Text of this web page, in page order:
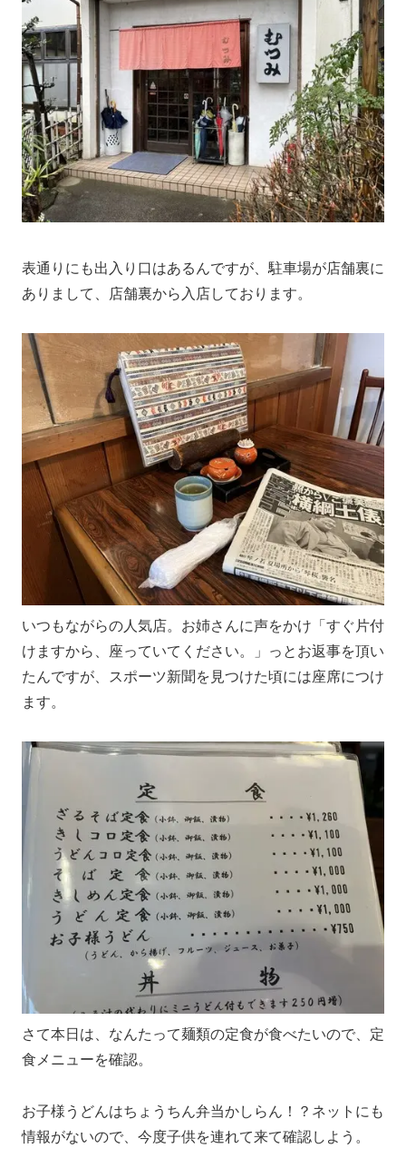
表通りにも出入り口はあるんですが、駐車場が店舗裏に
ありまして、店舗裏から入店しております。
いつもながらの人気店。お姉さんに声をかけ「すぐ片付
けますから、座っていてください。」っとお返事を頂い
たんですが、スポーツ新聞を見つけた頃には座席につけ
ます。
さて本日は、なんたって麺類の定食が食べたいので、定
食メニューを確認。
お子様うどんはちょうちん弁当かしらん！？ネットにも
情報がないので、今度子供を連れて来て確認しよう。